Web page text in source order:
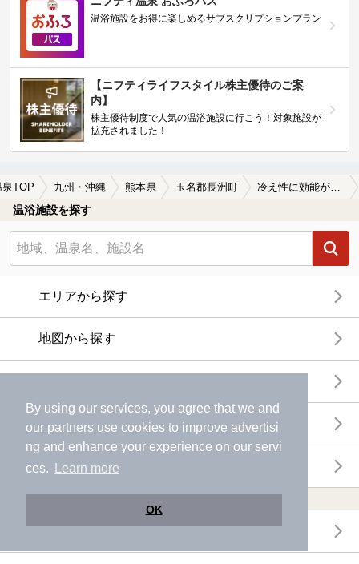
By using our services, you agree that we and
our partners use cookies to improve advertisi
ng and enhance your experience on our servi
ces.
Learn more
OK
温浴施設をお得に楽しめるサブスクリプションプラン
【ニフティライフスタイル株主優待のご案
内】
株主優待制度で人気の温浴施設に行こう！対象施設が
拡充されました！
泉TOP 九州・沖縄 熊本県 玉名郡長洲町 冷え性に効能がある玉名郡長洲町の温泉、日帰り温泉、スーパー銭湯おすすめ
温浴施設を探す
エリアから探す
地図から探す
温泉地から探す
関連キーワードから探す